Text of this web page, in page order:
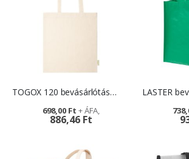
TOGOX 120 bevásárlótáska - ajándékötlet konferenciára
886,46 Ft
698,00 Ft